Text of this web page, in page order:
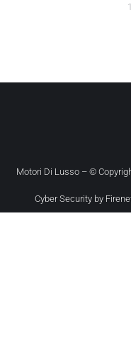
Motori Di Lusso – ©
Cyber Security by